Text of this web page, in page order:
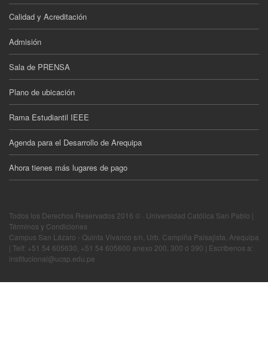
Calidad y Acreditación
Admisión
Sala de PRENSA
Plano de ubicación
Rama Estudiantil IEEE
Agenda para el Desarrollo de Arequipa
Ahora tienes más lugares de pago
Todos los Derechos Reservados 2016 © · Universidad Católica San Pablo |
Términos y Condiciones
Campus San Lázaro - Quinta Vivanco s/n, Urb. Campiña Paisajista, Arequipa
| Telf: +51 54 605630, +51 54 605600 anexo 200, 300 ó 390 | Escríbenos a:
institucional@ucsp.edu.pe